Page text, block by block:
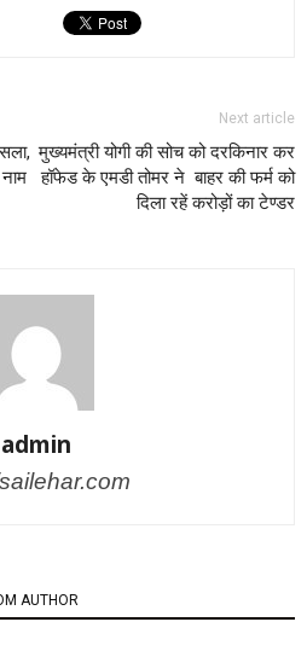
Next article
मुख्यमंत्री योगी की सोच को दरकिनार कर
हॉफेड के एमडी तोमर ने बाहर की फर्म को
दिला रहें करोड़ों का टेण्डर
admin
AUTHOR